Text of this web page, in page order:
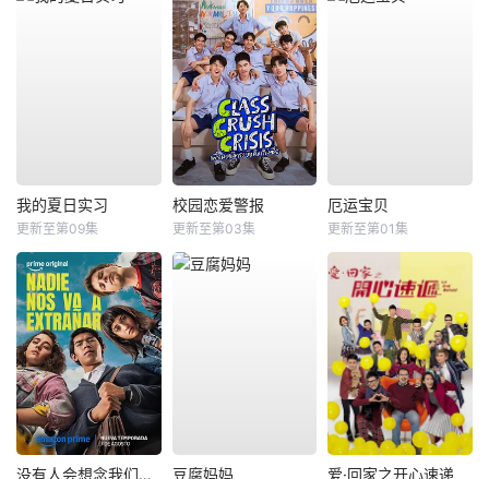
我的夏日实习
更新至第09集
校园恋爱警报
更新至第03集
厄运宝贝
更新至第01集
没有人会想念我们第二季 豆腐妈妈 爱·回家之开心速递